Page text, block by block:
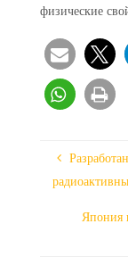
физические
Япония